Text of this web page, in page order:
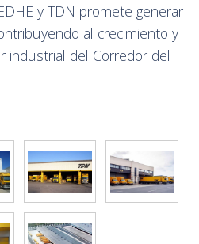
y TDN promete generar
al crecimiento y
industrial del Corredor del